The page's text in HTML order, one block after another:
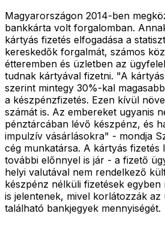
Magyarországon 2014-ben
bankkárta volt forgalomban.
kártyás fizetés elfogadása a
kereskedők forgalmát, számos
étteremben és üzletben az
tudnak kártyával fizetni. "A
szerint mintegy 30%-kal
a készpénzfizetés. Ezen kívül
számát is. Az embereket ugyanis
pénztárcában lévő készpénz, és
impulzív vásárlásokra" - mondja
cég munkatársa. A kártyás fizetés
további előnnyel is jár - a fizető
helyi valutával nem rendelkező
készpénz nélküli fizetések
is jelentenek, mivel korlátozzák az
található bankjegyek mennyiségét.